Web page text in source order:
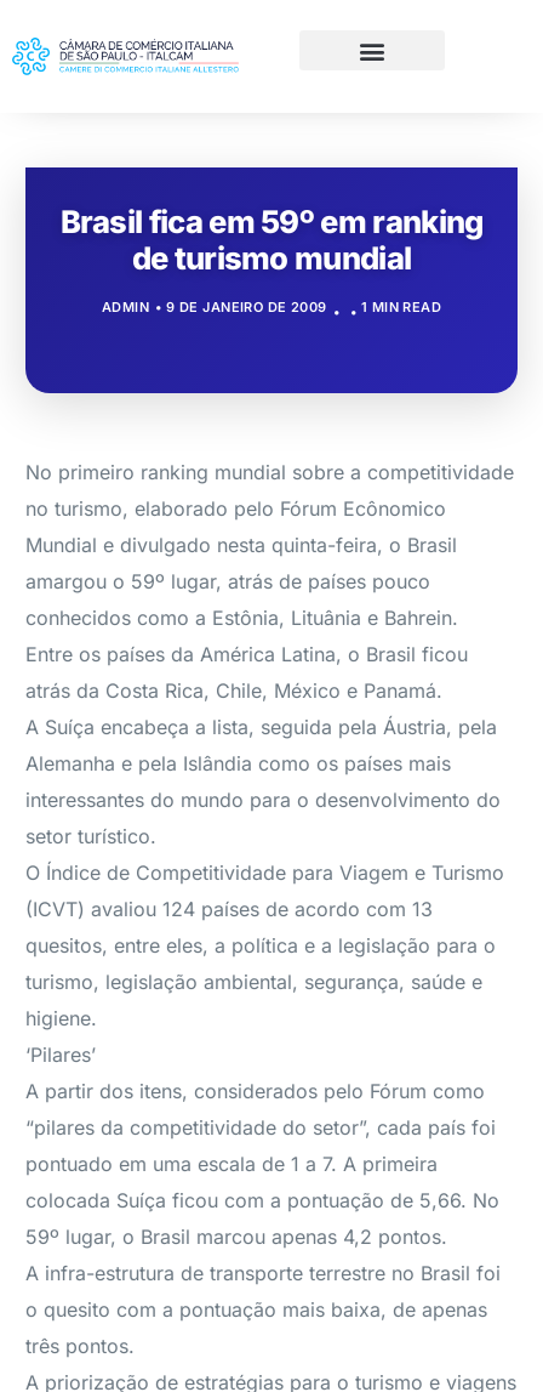
Brasil fica em 59º em ranking
de turismo mundial
ADMIN 9 DE JANEIRO DE 2009 1 MIN READ
No primeiro ranking mundial sobre a competitividade
no turismo, elaborado pelo Fórum Ecônomico
Mundial e divulgado nesta quinta-feira, o Brasil
amargou o 59º lugar, atrás de países pouco
conhecidos como a Estônia, Lituânia e Bahrein.
Entre os países da América Latina, o Brasil ficou
atrás da Costa Rica, Chile, México e Panamá.
A Suíça encabeça a lista, seguida pela Áustria, pela
Alemanha e pela Islândia como os países mais
interessantes do mundo para o desenvolvimento do
setor turístico.
O Índice de Competitividade para Viagem e Turismo
(ICVT) avaliou 124 países de acordo com 13
quesitos, entre eles, a política e a legislação para o
turismo, legislação ambiental, segurança, saúde e
higiene.
‘Pilares’
A partir dos itens, considerados pelo Fórum como
“pilares da competitividade do setor”, cada país foi
pontuado em uma escala de 1 a 7. A primeira
colocada Suíça ficou com a pontuação de 5,66. No
59º lugar, o Brasil marcou apenas 4,2 pontos.
A infra-estrutura de transporte terrestre no Brasil foi
o quesito com a pontuação mais baixa, de apenas
três pontos.
A priorização de estratégias para o turismo e viagens